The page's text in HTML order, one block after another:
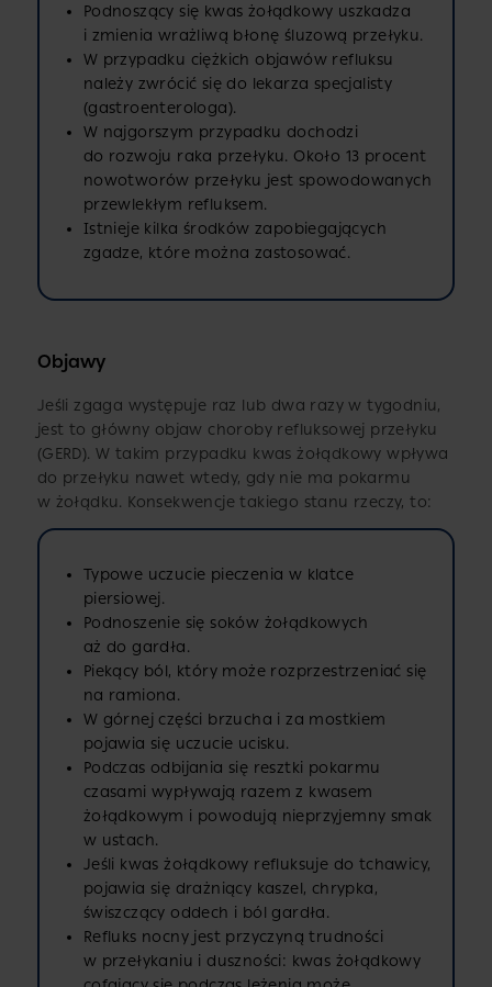
Podnoszący się kwas żołądkowy uszkadza
i zmienia wrażliwą błonę śluzową przełyku.
W przypadku ciężkich objawów refluksu
należy zwrócić się do lekarza specjalisty
(gastroenterologa).
W najgorszym przypadku dochodzi
do rozwoju raka przełyku. Około 13 procent
nowotworów przełyku jest spowodowanych
przewlekłym refluksem.
Istnieje kilka środków zapobiegających
zgadze, które można zastosować.
Objawy
Jeśli zgaga występuje raz lub dwa razy w tygodniu,
jest to główny objaw choroby refluksowej przełyku
(GERD). W takim przypadku kwas żołądkowy wpływa
do przełyku nawet wtedy, gdy nie ma pokarmu
w żołądku. Konsekwencje takiego stanu rzeczy, to:
Typowe uczucie pieczenia w klatce
piersiowej.
Podnoszenie się soków żołądkowych
aż do gardła.
Piekący ból, który może rozprzestrzeniać się
na ramiona.
W górnej części brzucha i za mostkiem
pojawia się uczucie ucisku.
Podczas odbijania się resztki pokarmu
czasami wypływają razem z kwasem
żołądkowym i powodują nieprzyjemny smak
w ustach.
Jeśli kwas żołądkowy refluksuje do tchawicy,
pojawia się drażniący kaszel, chrypka,
świszczący oddech i ból gardła.
Refluks nocny jest przyczyną trudności
w przełykaniu i duszności: kwas żołądkowy